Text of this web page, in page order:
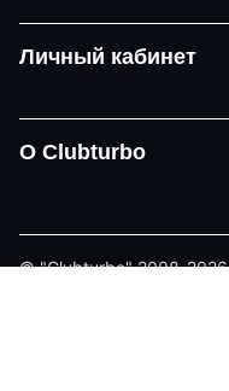
Личный кабинет
О Clubturbo
© "Clubturbo" 2008-